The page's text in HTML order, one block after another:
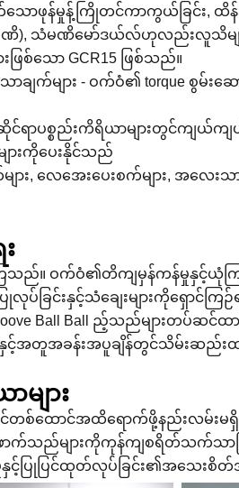
ောဖုန်မှုန့်ကြိုတင်ကာကွယ်ခြင်း, ထိန်
သံမဏိ), သံမဏိမော်ဒယ်လ်ဟုလည်းလူသိ
ြစ်သော GCR15 ဖြစ်သည်။
သာချက်များ - ဝက်ဝံ၏ torque စွ
ရာပစ္စည်းကိရိယာများတွင်ကျယ်က
ားကိုပေးနိုင်သည်
များ, လေအေးပေးစက်များ, အလေ
ကြသည်။ ဝက်ဝံ၏တိကျမှန်ကန်မှုနှင့်
ြုလုပ်ခြင်းနှင့်သံချေးများကိုရှေ
Ball Ball ည့်သည်များတပ်ဆင်ထား
ဆနှင့်အတူအခန်းအပူချိန်တွင်သိမ်းဆည်
များ
ထောင်အထိရောက်ဖို့နည်းလမ်းမရှိ
က်သည်များကိုကုန်ကျစရိတ်သက်သာပြီ
နှင့်ပြုပြင်ထုတ်လုပ်ခြင်း၏အသေး